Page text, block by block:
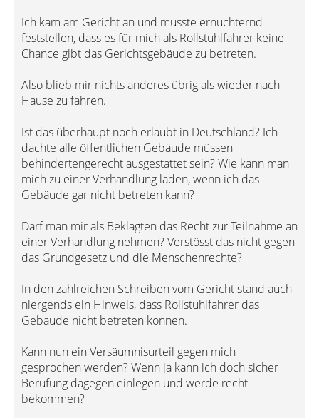
Ich kam am Gericht an und musste ernüchternd
feststellen, dass es für mich als Rollstuhlfahrer keine
Chance gibt das Gerichtsgebäude zu betreten.
Also blieb mir nichts anderes übrig als wieder nach
Hause zu fahren.
Ist das überhaupt noch erlaubt in Deutschland? Ich
dachte alle öffentlichen Gebäude müssen
behindertengerecht ausgestattet sein? Wie kann man
mich zu einer Verhandlung laden, wenn ich das
Gebäude gar nicht betreten kann?
Darf man mir als Beklagten das Recht zur Teilnahme an
einer Verhandlung nehmen? Verstösst das nicht gegen
das Grundgesetz und die Menschenrechte?
In den zahlreichen Schreiben vom Gericht stand auch
niergends ein Hinweis, dass Rollstuhlfahrer das
Gebäude nicht betreten können.
Kann nun ein Versäumnisurteil gegen mich
gesprochen werden? Wenn ja kann ich doch sicher
Berufung dagegen einlegen und werde recht
bekommen?